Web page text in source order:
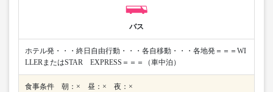
バス
ホテル発・・・終日自由行動・・・各自移動・・・各地発＝＝＝WI
LLERまたはSTAR EXPRESS＝＝＝（車中泊）
食事条件 朝：× 昼：× 夜：×